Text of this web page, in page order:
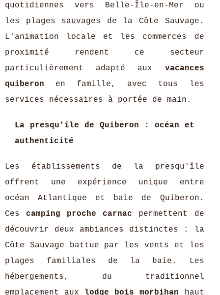
quotidiennes vers Belle-Île-en-Mer ou
les plages sauvages de la Côte Sauvage.
L'animation locale et les commerces de
proximité rendent ce secteur
particulièrement adapté aux vacances
quiberon en famille, avec tous les
services nécessaires à portée de main.
La presqu'île de Quiberon : océan et
authenticité
Les établissements de la presqu'île
offrent une expérience unique entre
océan Atlantique et baie de Quiberon.
Cescamping proche carnac permettent de
découvrir deux ambiances distinctes : la
Côte Sauvage battue par les vents et les
plages familiales de la baie. Les
hébergements, du traditionnel
emplacement aux lodge bois morbihan haut